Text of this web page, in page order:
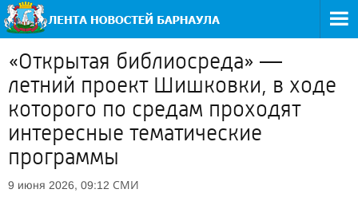
«Открытая библиосреда» —
летний проект Шишковки, в ходе
которого по средам проходят
интересные тематические
программы
9 июня 2026, 09:12 СМИ